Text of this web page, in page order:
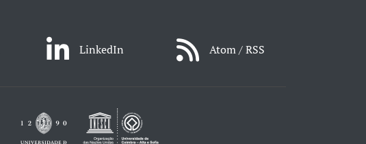
LinkedIn Atom / RSS